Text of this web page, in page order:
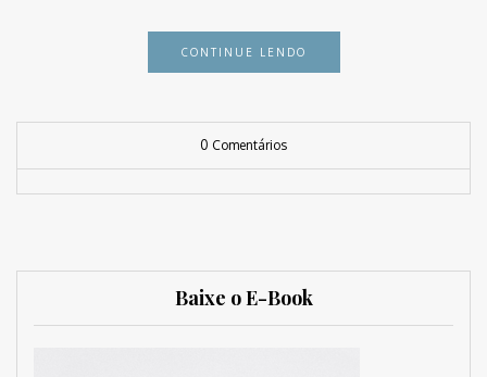
CONTINUE LENDO
0 Comentários
Baixe o E-Book